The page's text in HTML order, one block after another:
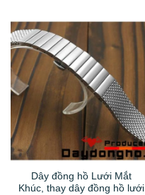
Dây đồng hồ Lưới Mắt
Khúc, thay dây đồng hồ lưới